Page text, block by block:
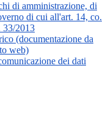
di amministrazione, di
di cui all'art. 14, co.
33/2013
(documentazione da
web)
dei dati